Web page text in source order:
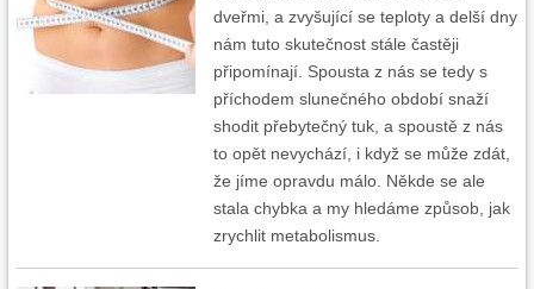
dveřmi, a zvyšující se teploty a delší dny
nám tuto skutečnost stále častěji
připomínají. Spousta z nás se tedy s
příchodem slunečného období snaží
shodit přebytečný tuk, a spoustě z nás
to opět nevychází, i když se může zdát,
že jíme opravdu málo. Někde se ale
stala chybka a my hledáme způsob, jak
zrychlit metabolismus.